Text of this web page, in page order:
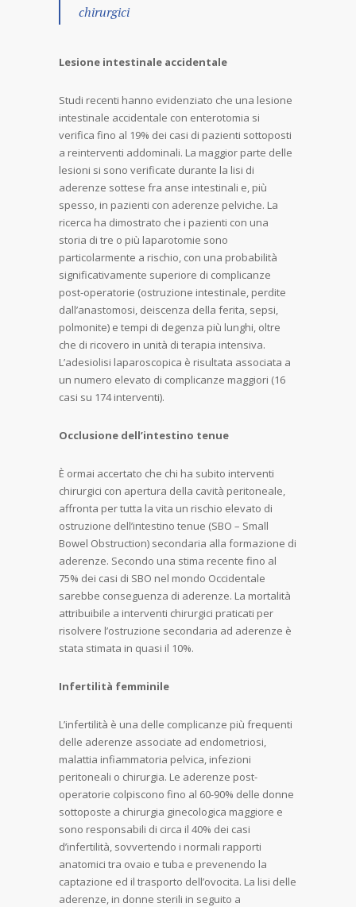
chirurgici
Lesione intestinale accidentale
Studi recenti hanno evidenziato che una lesione
intestinale accidentale con enterotomia si
verifica fino al 19% dei casi di pazienti sottoposti
a reinterventi addominali. La maggior parte delle
lesioni si sono verificate durante la lisi di
aderenze sottese fra anse intestinali e, più
spesso, in pazienti con aderenze pelviche. La
ricerca ha dimostrato che i pazienti con una
storia di tre o più laparotomie sono
particolarmente a rischio, con una probabilità
significativamente superiore di complicanze
post-operatorie (ostruzione intestinale, perdite
dall’anastomosi, deiscenza della ferita, sepsi,
polmonite) e tempi di degenza più lunghi, oltre
che di ricovero in unità di terapia intensiva.
L’adesiolisi laparoscopica è risultata associata a
un numero elevato di complicanze maggiori (16
casi su 174 interventi).
Occlusione dell’intestino tenue
È ormai accertato che chi ha subito interventi
chirurgici con apertura della cavità peritoneale,
affronta per tutta la vita un rischio elevato di
ostruzione dell’intestino tenue (SBO – Small
Bowel Obstruction) secondaria alla formazione di
aderenze. Secondo una stima recente fino al
75% dei casi di SBO nel mondo Occidentale
sarebbe conseguenza di aderenze. La mortalità
attribuibile a interventi chirurgici praticati per
risolvere l’ostruzione secondaria ad aderenze è
stata stimata in quasi il 10%.
Infertilità femminile
L’infertilità è una delle complicanze più frequenti
delle aderenze associate ad endometriosi,
malattia infiammatoria pelvica, infezioni
peritoneali o chirurgia. Le aderenze post-
operatorie colpiscono fino al 60-90% delle donne
sottoposte a chirurgia ginecologica maggiore e
sono responsabili di circa il 40% dei casi
d’infertilità, sovvertendo i normali rapporti
anatomici tra ovaio e tuba e prevenendo la
captazione ed il trasporto dell’ovocita. La lisi delle
aderenze, in donne sterili in seguito a